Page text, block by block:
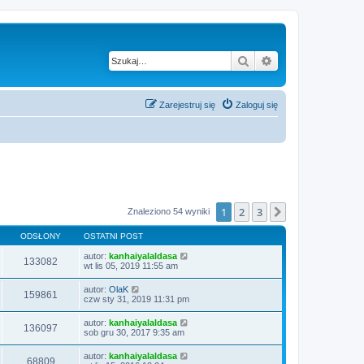
Szukaj
Zaloguj się
Zarejestruj się
Znaleziono 54 wyniki 1 2 3
ODSŁONY OSTATNI POST
133082 autor: kanhaiyalaldasa
wt lis 05, 2019 11:55 am
159861 autor: OlaK
czw sty 31, 2019 11:31 pm
136097 autor: kanhaiyalaldasa
sob gru 30, 2017 9:35 am
68809 autor: kanhaiyalaldasa